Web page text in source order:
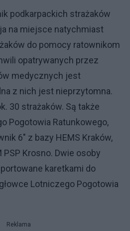
podkarpackich strażaków
na miejsce natychmiast
do pomocy ratownikom
opatrywanych przez
medycznych jest
z nich jest nieprzytomna.
30 strażaków. Są także
Pogotowia Ratunkowego,
6" z bazy HEMS Kraków,
PSP Krosno. Dwie osoby
karetkami do
Lotniczego Pogotowia
Reklama